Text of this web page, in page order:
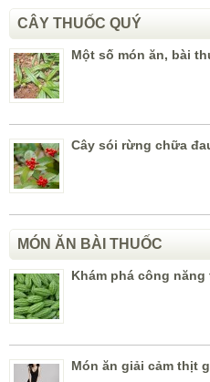
CÂY THUỐC QUÝ
Một số món ăn, bài
Cây sói rừng chữa
MÓN ĂN BÀI THUỐC
Khám phá công
Món ăn giải cảm thịt